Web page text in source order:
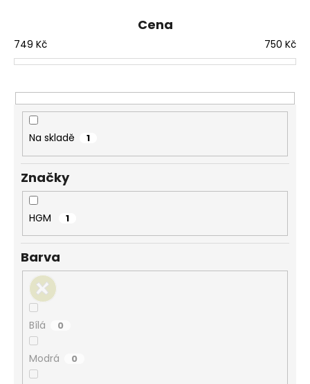
í
p
o
d
ů
Cena
749 Kč 750 Kč
Na skladě 1
Značky
HGM 1
Barva
Bílá 0
Modrá 0
PRSTEN
8-
12
VIOLET
SWAROVSKI
257
Kč